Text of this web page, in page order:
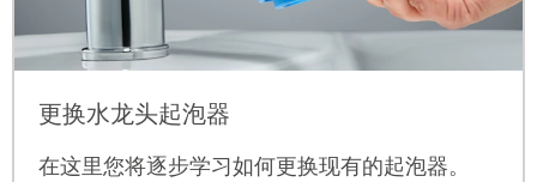
更换水龙头起泡器
在这里您将逐步学习如何更换现有的起泡器。